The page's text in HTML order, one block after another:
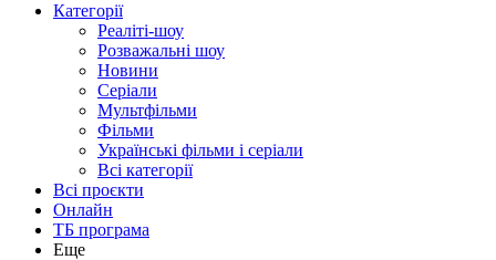
Категорії
Реаліті-шоу
Розважальні шоу
Новини
Серіали
Мультфільми
Фільми
Українські фільми і серіали
Всі категорії
Всі проєкти
Онлайн
ТБ програма
Еще